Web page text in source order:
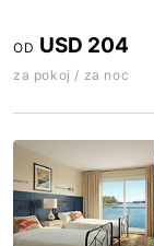
OD USD 204
za pokoj / za noc